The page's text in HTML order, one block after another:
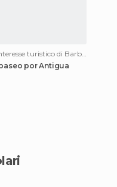
Di interesse turistico di Barbuda
por Antigua